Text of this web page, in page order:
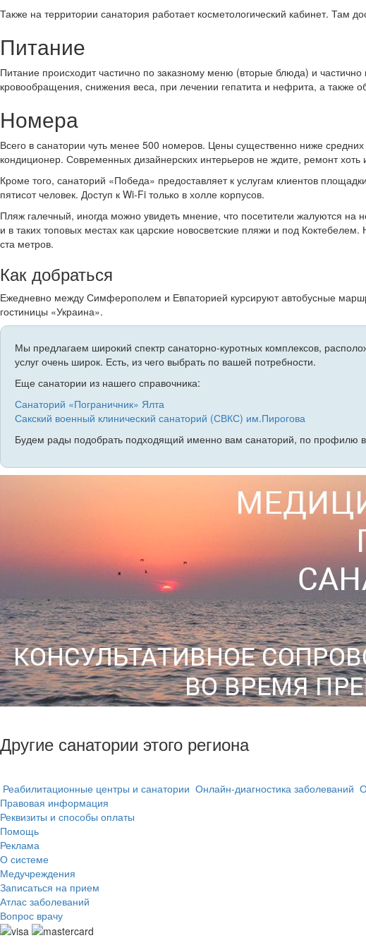
Также на территории санатория работает косметологический кабинет. Там
Питание
Питание происходит частично по заказному меню (вторые блюда) и
кровообращения, снижения веса, при лечении гепатита и нефрита, а также
Номера
Всего в санатории чуть менее 500 номеров. Цены существенно ниже
кондиционер. Современных дизайнерских интерьеров не ждите, ремонт
Кроме того, санаторий «Победа» предоставляет к услугам клиентов
пятисот человек. Доступ к Wi-Fi только в холле корпусов.
Пляж галечный, иногда можно увидеть мнение, что посетители жалуются
и в таких топовых местах как царские новосветские пляжи и под
ста метров.
Как добраться
Ежедневно между Симферополем и Евпаторией курсируют автобусные
гостиницы «Украина».
Мы предлагаем широкий спектр санаторно-куротных комплексов,
услуг очень широк. Есть, из чего выбрать по вашей потребности.
Еще санатории из нашего справочника:
Санаторий «Пограничник» Ялта
Сакский военный клинический санаторий (СВКС) им.Пирогова
Будем рады подобрать подходящий именно вам санаторий, по профилю
Другие санатории этого региона
Реабилитационные центры и санатории Онлайн-диагностика заболеваний
Правовая информация
Реквизиты и способы оплаты
Помощь
Реклама
О системе
Медучреждения
Записаться на прием
Атлас заболеваний
Вопрос врачу